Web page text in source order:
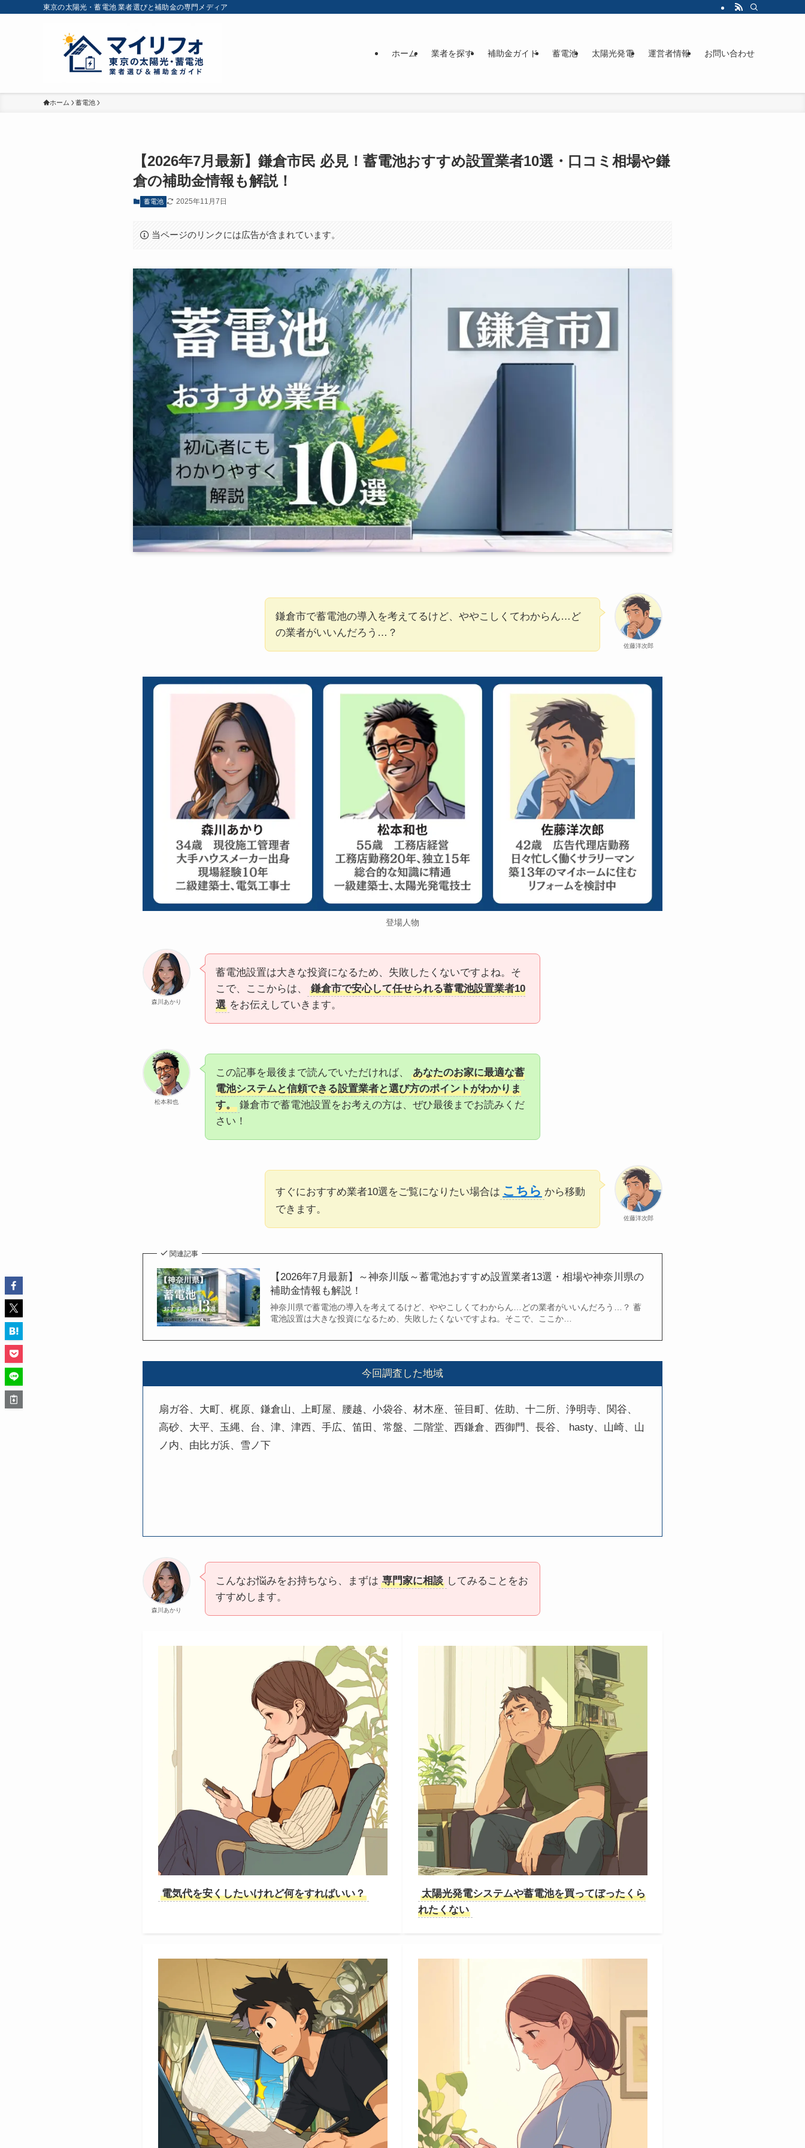
東京の太陽光・蓄電池 業者選びと補助金の専門メディア
ホーム 業者を探す 補助金ガイド 蓄電池 太陽光発電 運営者情報 お問い合わせ
ホーム 蓄電池
【2026年7月最新】鎌倉市民 必見！蓄電池おすすめ設置業者10選・口コミ相場や鎌
倉の補助金情報も解説！
蓄電池 2025年11月7日
当ページのリンクには広告が含まれています。
佐藤洋次郎
鎌倉市で蓄電池の導入を考えてるけど、ややこしくてわからん…ど
の業者がいいんだろう…？
登場人物
森川あかり
蓄電池設置は大きな投資になるため、失敗したくないですよね。そ
こで、ここからは、
鎌倉市で安心して任せられる蓄電池設置業者10
選 をお伝えしていきます。
松本和也
この記事を最後まで読んでいただければ、
あなたのお家に最適な蓄
電池システムと信頼できる設置業者と選び方のポイントがわかりま
す。 鎌倉市で蓄電池設置をお考えの方は、ぜひ最後までお読みくだ
さい！
佐藤洋次郎
すぐにおすすめ業者10選をご覧になりたい場合は こちら から移動
できます。
関連記事
【2026年7月最新】～神奈川版～蓄電池おすすめ設置業者13選・相場や神奈川県の
補助金情報も解説！
神奈川県で蓄電池の導入を考えてるけど、ややこしくてわからん…どの業者がいいんだろう…？ 蓄
電池設置は大きな投資になるため、失敗したくないですよね。そこで、ここか…
今回調査した地域
扇ガ谷、大町、梶原、鎌倉山、上町屋、腰越、小袋谷、材木座、笹目町、佐助、十二所、浄明寺、関谷、
高砂、大平、玉縄、台、津、津西、手広、笛田、常盤、二階堂、西鎌倉、西御門、長谷、 hasty、山崎、山
ノ内、由比ガ浜、雪ノ下
森川あかり
こんなお悩みをお持ちなら、まずは 専門家に相談 してみることをお
すすめします。
電気代を安くしたいけれど何をすればいい？
太陽光発電システムや蓄電池を買ってぼったくら
れたくない